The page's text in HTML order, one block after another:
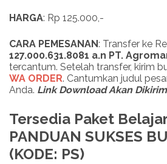
HARGA: Rp 125.000,-
CARA PEMESANAN: Transfer ke
127.000.631.8081 a.n PT.
tercantum. Setelah transfer, kirim
WA ORDER. Cantumkan judul
Anda. Link Download Akan
Tersedia Paket
PANDUAN SUKSES
(KODE: PS)